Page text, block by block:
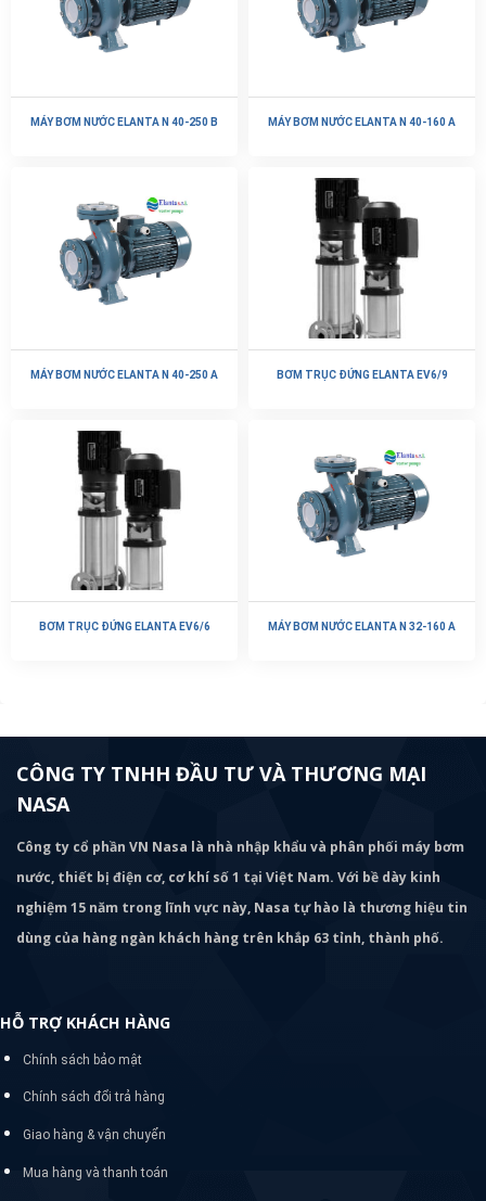
MÁY BƠM NƯỚC ELANTA N 40-250 B MÁY BƠM NƯỚC ELANTA N 40-160 A
MÁY BƠM NƯỚC ELANTA N 40-250 A BƠM TRỤC ĐỨNG ELANTA EV6/9
BƠM TRỤC ĐỨNG ELANTA EV6/6 MÁY BƠM NƯỚC ELANTA N 32-160 A
CÔNG TY TNHH ĐẦU TƯ VÀ THƯƠNG MẠI
NASA
Công ty cổ phần VN Nasa là nhà nhập khẩu và phân phối máy bơm
nước, thiết bị điện cơ, cơ khí số 1 tại Việt Nam. Với bề dày kinh
nghiệm 15 năm trong lĩnh vực này, Nasa tự hào là thương hiệu tin
dùng của hàng ngàn khách hàng trên khắp 63 tỉnh, thành phố.
HỖ TRỢ KHÁCH HÀNG
Chính sách bảo mật
Chính sách đổi trả hàng
Giao hàng & vận chuyển
Mua hàng và thanh toán